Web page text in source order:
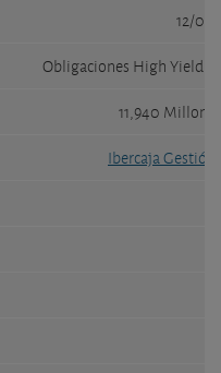
12/
Obligaciones High Yield
11,940
Ibercaja Gestión